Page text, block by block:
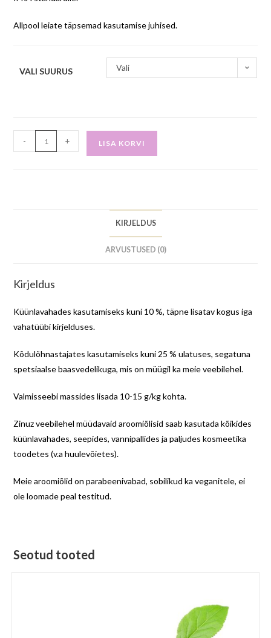
Allpool leiate täpsemad kasutamise juhised.
VALI SUURUS Vali
- + LISA KORVI
KIRJELDUS
ARVUSTUSED (0)
Kirjeldus
Küünlavahades kasutamiseks kuni 10 %, täpne lisatav kogus iga
vahatüübi kirjelduses.
Kõdulõhnastajates kasutamiseks kuni 25 % ulatuses, segatuna
spetsiaalse baasvedelikuga, mis on müügil ka meie veebilehel.
Valmisseebi massides lisada 10-15 g/kg kohta.
Zinuz veebilehel müüdavaid aroomiõlisid saab kasutada kõikides
küünlavahades, seepides, vannipallides ja paljudes kosmeetika
toodetes (v.a huulevõietes).
Meie aroomiõlid on parabeenivabad, sobilikud ka veganitele, ei
ole loomade peal testitud.
Seotud tooted